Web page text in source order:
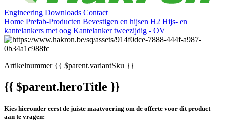
Engineering Downloads Contact
Home Prefab-Producten Bevestigen en hijsen H2 Hijs- en
kantelankers met oog Kantelanker tweezijdig - OV
Artikelnummer{{ $parent.variantSku }}
{{ $parent.heroTitle }}
Kies hieronder eerst de juiste maatvoering om de offerte voor dit product
aan te vragen: